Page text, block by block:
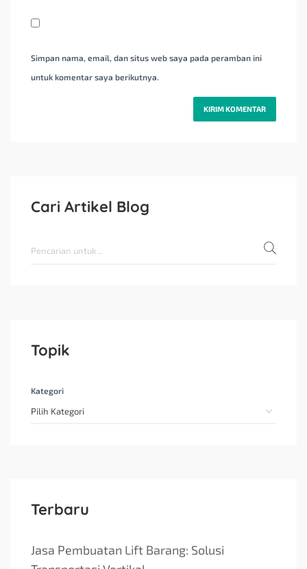
Simpan nama, email, dan situs web saya pada peramban ini
untuk komentar saya berikutnya.
Cari Artikel Blog
Topik
Kategori
Terbaru
Jasa Pembuatan Lift Barang: Solusi